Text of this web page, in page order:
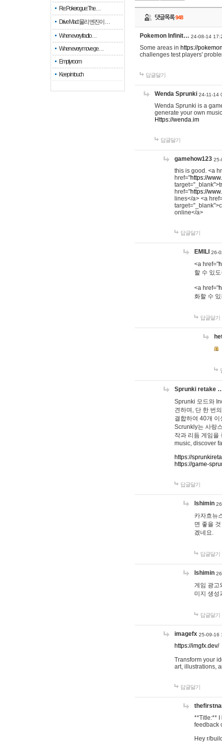
Re: Pokerogue: The…
Drive Mad: 물리 엔진이 …
When every fractio…
When every move ge…
Empty room
Keep in touch
댓글목록948
Pokemon Infinit… 24-08-14
Some areas in https://
challenges test players'
답글달기
Wenda Sprunki 24-11-14
Wenda Sprunki is a
generate your own
Https://wenda.im
답글달기
gamehow123 25-
this is good. <a
href="https://
href="https://
lines</a> <a
online</a>
답글달기
EMILI 26-
<a href="
할 수 있
<a href="
화할 수
답글달기
Sprunki retake
Sprunki 모드와
견하며, 단 한 번
결합하여 40개
Scrunkly는 사랑
작과 리듬 게임을
music, discover
https://
https://game-
답글달기
lshimin
카자흐뉴
면 좋을
겠네요.
답글달기
lshimin
게임 광고
미지 생성
답글달기
imagefx 25-09-16
https://imgfx.dev/
Transform your
art, illustrations,
답글달기
**Title:** I
feedback
Hey r/